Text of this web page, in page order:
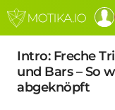
Intro: Freche
und Bars – So
abgeknöpft